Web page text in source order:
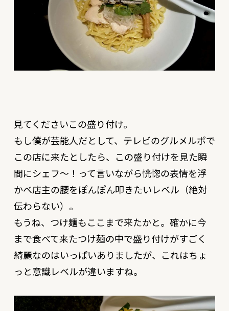
見てくださいこの盛り付け。
もし僕が芸能人だとして、テレビのグルメルポで
この店に来たとしたら、この盛り付けを見た瞬
間にシェフ〜！って言いながら恍惚の表情を浮
かべ店主の腰をぽんぽん叩きたいレベル（絶対
伝わらない）。
もうね、つけ麺もここまで来たかと。確かに今
まで食べて来たつけ麺の中で盛り付けがすごく
綺麗なのはいっぱいありましたが、これはちょ
っと意識レベルが違いますね。